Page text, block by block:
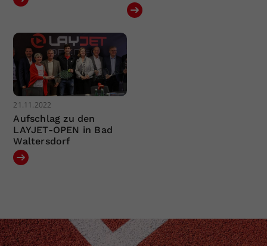
21.11.2022
Aufschlag zu den
LAYJET-OPEN in Bad
Waltersdorf